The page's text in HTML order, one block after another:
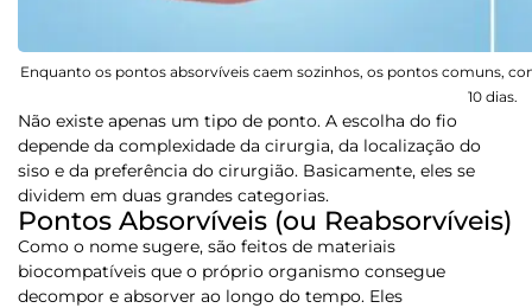
Enquanto os pontos absorvíveis caem sozinhos, os pontos comuns,
10 dias.
Não existe apenas um tipo de ponto. A escolha do fio
depende da complexidade da cirurgia, da localização do
siso e da preferência do cirurgião. Basicamente, eles se
dividem em duas grandes categorias.
Pontos Absorvíveis (ou Reabsorvíveis)
Como o nome sugere, são feitos de materiais
biocompatíveis que o próprio organismo consegue
decompor e absorver ao longo do tempo. Eles